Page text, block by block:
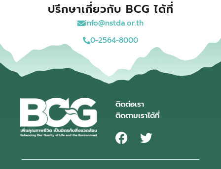
ปรึกษาเกี่ยวกับ BCG ได้ที่
info@nstda.or.th
0-2564-8000
ติดต่อเรา
ติดตามเราได้ที่